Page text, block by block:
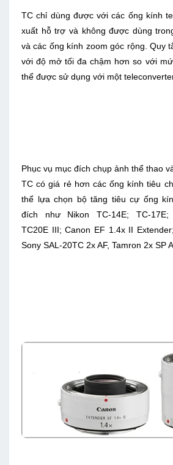
TC chỉ dùng được với các ống kính
xuất hỗ trợ và không được dùng
và các ống kính zoom góc rộng. Quy
với độ mở tối đa chậm hơn so với
thể được sử dụng với một
Phục vụ mục đích chụp ảnh thể thao
TC có giá rẻ hơn các ống kính tiêu
thể lựa chọn bộ tăng tiêu cự ống
đích như Nikon TC-14E; TC-17E;
TC20E III; Canon EF 1.4x II
Sony SAL-20TC 2x AF, Tamron 2x SP